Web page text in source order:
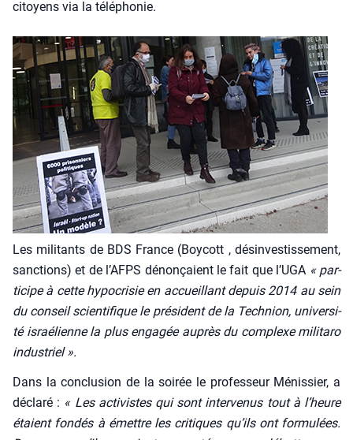
citoyens via la télé­pho­nie.
Les mili­tants de BDS France (Boy­cott , dés­in­ves­tis­se­ment,
sanc­tions) et de l’AFPS dénon­çaient le fait que l’UGA « par­
ti­cipe à cette hypo­cri­sie en accueillant depuis 2014 au sein
du conseil scien­ti­fique le pré­sident de la Tech­nion, uni­ver­si­
té israé­lienne la plus enga­gée auprès du com­plexe mili­ta­ro
indus­triel ».
Dans la conclu­sion de la soi­rée le pro­fes­seur Ménis­sier, a
décla­ré : « Les acti­vistes qui sont inter­ve­nus tout à l’heure
étaient fon­dés à émettre les cri­tiques qu’ils ont for­mu­lées.